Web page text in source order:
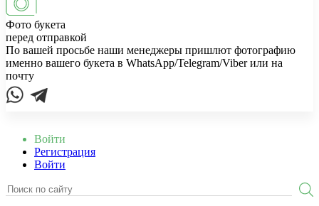
Фото букета
перед отправкой
По вашей просьбе наши менеджеры пришлют фотографию
именно вашего букета в WhatsApp/Telegram/Viber или на
почту
Войти
Регистрация
Войти